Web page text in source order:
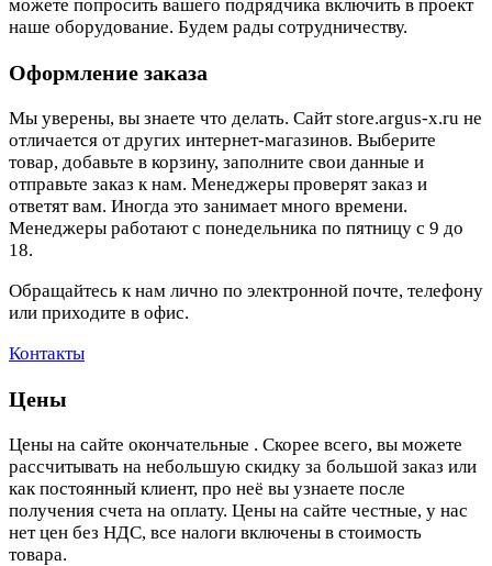
можете попросить вашего подрядчика включить в проект
наше оборудование. Будем рады сотрудничеству.
Оформление заказа
Мы уверены, вы знаете что делать. Сайт store.argus-x.ru не
отличается от других интернет-магазинов. Выберите
товар, добавьте в корзину, заполните свои данные и
отправьте заказ к нам. Менеджеры проверят заказ и
ответят вам. Иногда это занимает много времени.
Менеджеры работают с понедельника по пятницу с 9 до
18.
Обращайтесь к нам лично по электронной почте, телефону
или приходите в офис.
Контакты
Цены
Цены на сайте окончательные . Скорее всего, вы можете
рассчитывать на небольшую скидку за большой заказ или
как постоянный клиент, про неё вы узнаете после
получения счета на оплату. Цены на сайте честные, у нас
нет цен без НДС, все налоги включены в стоимость
товара.